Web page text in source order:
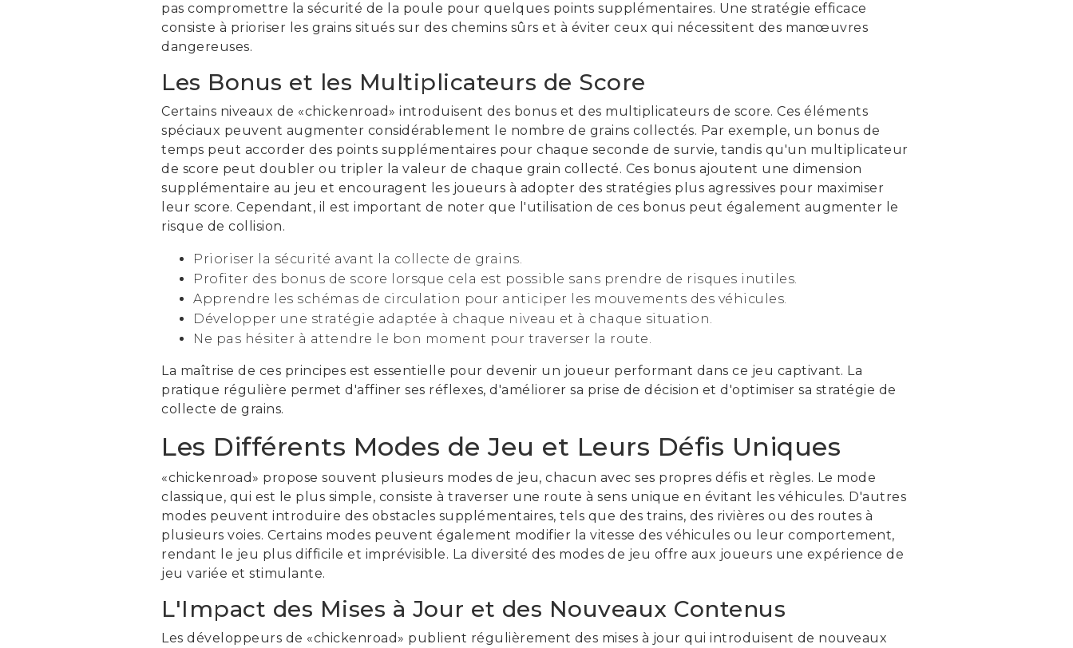
pas compromettre la sécurité de la poule pour quelques points supplémentaires. Une stratégie efficace
consiste à prioriser les grains situés sur des chemins sûrs et à éviter ceux qui nécessitent des manœuvres
dangereuses.
Les Bonus et les Multiplicateurs de Score
Certains niveaux de «chickenroad» introduisent des bonus et des multiplicateurs de score. Ces éléments
spéciaux peuvent augmenter considérablement le nombre de grains collectés. Par exemple, un bonus de
temps peut accorder des points supplémentaires pour chaque seconde de survie, tandis qu'un multiplicateur
de score peut doubler ou tripler la valeur de chaque grain collecté. Ces bonus ajoutent une dimension
supplémentaire au jeu et encouragent les joueurs à adopter des stratégies plus agressives pour maximiser
leur score. Cependant, il est important de noter que l'utilisation de ces bonus peut également augmenter le
risque de collision.
Prioriser la sécurité avant la collecte de grains.
Profiter des bonus de score lorsque cela est possible sans prendre de risques inutiles.
Apprendre les schémas de circulation pour anticiper les mouvements des véhicules.
Développer une stratégie adaptée à chaque niveau et à chaque situation.
Ne pas hésiter à attendre le bon moment pour traverser la route.
La maîtrise de ces principes est essentielle pour devenir un joueur performant dans ce jeu captivant. La
pratique régulière permet d'affiner ses réflexes, d'améliorer sa prise de décision et d'optimiser sa stratégie de
collecte de grains.
Les Différents Modes de Jeu et Leurs Défis Uniques
«chickenroad» propose souvent plusieurs modes de jeu, chacun avec ses propres défis et règles. Le mode
classique, qui est le plus simple, consiste à traverser une route à sens unique en évitant les véhicules. D'autres
modes peuvent introduire des obstacles supplémentaires, tels que des trains, des rivières ou des routes à
plusieurs voies. Certains modes peuvent également modifier la vitesse des véhicules ou leur comportement,
rendant le jeu plus difficile et imprévisible. La diversité des modes de jeu offre aux joueurs une expérience de
jeu variée et stimulante.
L'Impact des Mises à Jour et des Nouveaux Contenus
Les développeurs de «chickenroad» publient régulièrement des mises à jour qui introduisent de nouveaux